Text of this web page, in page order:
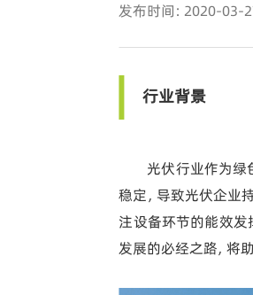
发布时间：2020-03-
行业背景
光伏行业作为绿
稳定，导致光伏企业
注设备环节的能效发
发展的必经之路，将